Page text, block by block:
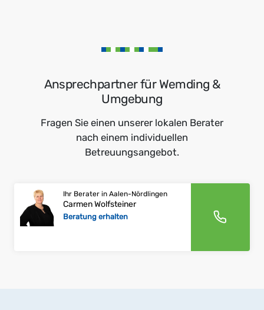
Ansprechpartner für Wemding &
Umgebung
Fragen Sie einen unserer lokalen Berater
nach einem individuellen
Betreuungsangebot.
Ihr Berater in Aalen-Nördlingen
Carmen Wolfsteiner
Beratung erhalten